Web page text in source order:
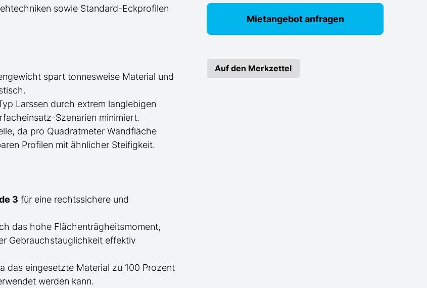
sowie Standard-Eckprofilen
spart tonnesweise Material und
Larssen durch extrem langlebigen
Szenarien minimiert.
da pro Quadratmeter Wandfläche
Profilen mit ähnlicher Steifigkeit.
3 für eine rechtssichere und
das hohe Flächenträgheitsmoment,
Gebrauchstauglichkeit effektiv
das eingesetzte Material zu 100 Prozent
werden kann.
Mietangebot anfragen
Auf den Merkzettel